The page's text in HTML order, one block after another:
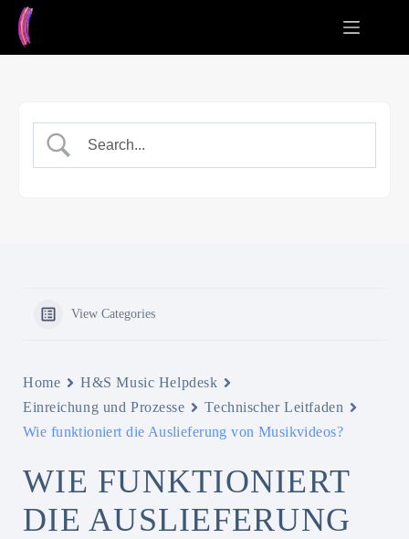
Zum
Inhalt
springen
View Categories
Home
H&S Music Helpdesk
Einreichung und Prozesse
Technischer Leitfaden
Wie funktioniert die Auslieferung von Musikvideos?
WIE FUNKTIONIERT
DIE AUSLIEFERUNG